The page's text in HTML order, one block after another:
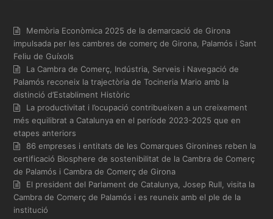
Memòria Econòmica 2025 de la demarcació de Girona
impulsada per les cambres de comerç de Girona, Palamós i Sant
Feliu de Guíxols
La Cambra de Comerç, Indústria, Serveis i Navegació de
Palamós reconeix la trajectòria de Tocineria Mario amb la
distinció d’Establiment Històric
La productivitat i l’ocupació contribueixen a un creixement
més equilibrat a Catalunya en el període 2023-2025 que en
etapes anteriors
86 empreses i entitats de les Comarques Gironines reben la
certificació Biosphere de sostenibilitat de la Cambra de Comerç
de Palamós i Cambra de Comerç de Girona
El president del Parlament de Catalunya, Josep Rull, visita la
Cambra de Comerç de Palamós i es reuneix amb el ple de la
institució